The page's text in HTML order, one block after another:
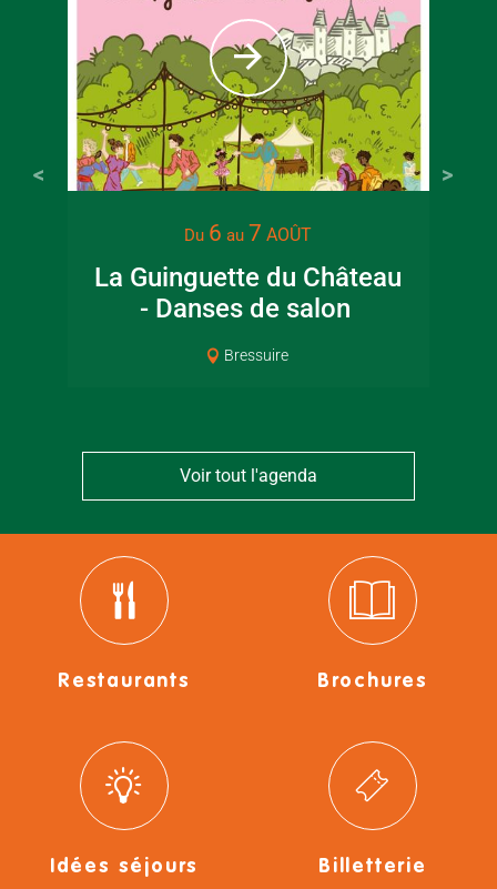
Du 6 au 7 AOÛT
La Guinguette du Château
- Danses de salon
Bressuire
Voir tout l'agenda
Restaurants Brochures
Idées séjours Billetterie